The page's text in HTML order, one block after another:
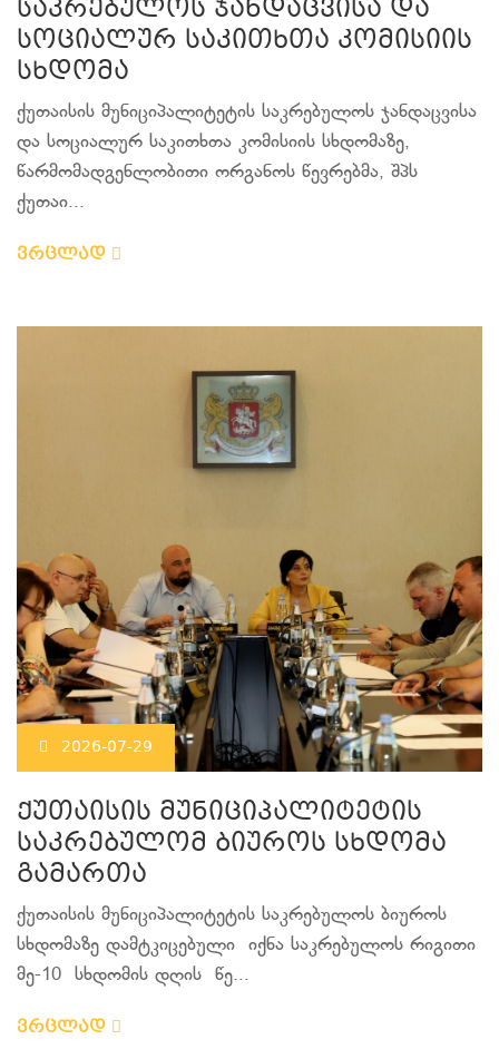
საკრებულოს ჯანდაცვისა და
სოციალურ საკითხთა კომისიის
სხდომა
ქუთაისის მუნიციპალიტეტის საკრებულოს ჯანდაცვისა
და სოციალურ საკითხთა კომისიის სხდომაზე,
წარმომადგენლობითი ორგანოს წევრებმა, შპს
ქუთაი...
ვრცლად
2026-07-29
ქუთაისის მუნიციპალიტეტის
საკრებულომ ბიუროს სხდომა
გამართა
ქუთაისის მუნიციპალიტეტის საკრებულოს ბიუროს
სხდომაზე დამტკიცებული იქნა საკრებულოს რიგითი
მე-10 სხდომის დღის წე...
ვრცლად